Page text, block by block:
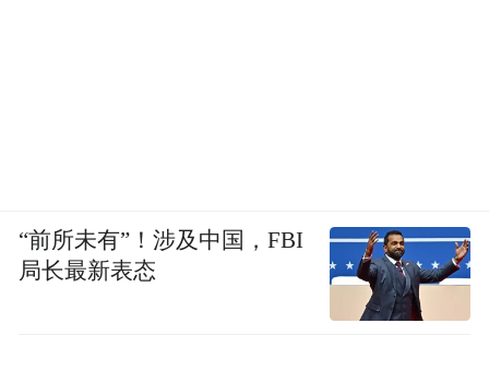
“前所未有”！涉及中国，FBI
局长最新表态